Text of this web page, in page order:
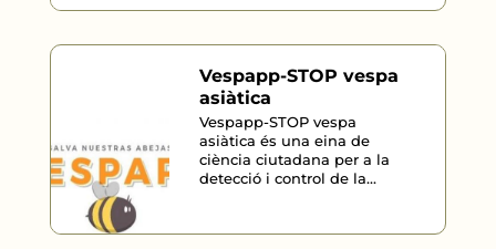
Vespapp-STOP vespa
asiàtica
Vespapp-STOP vespa
asiàtica és una eina de
ciència ciutadana per a la
detecció i control de la...